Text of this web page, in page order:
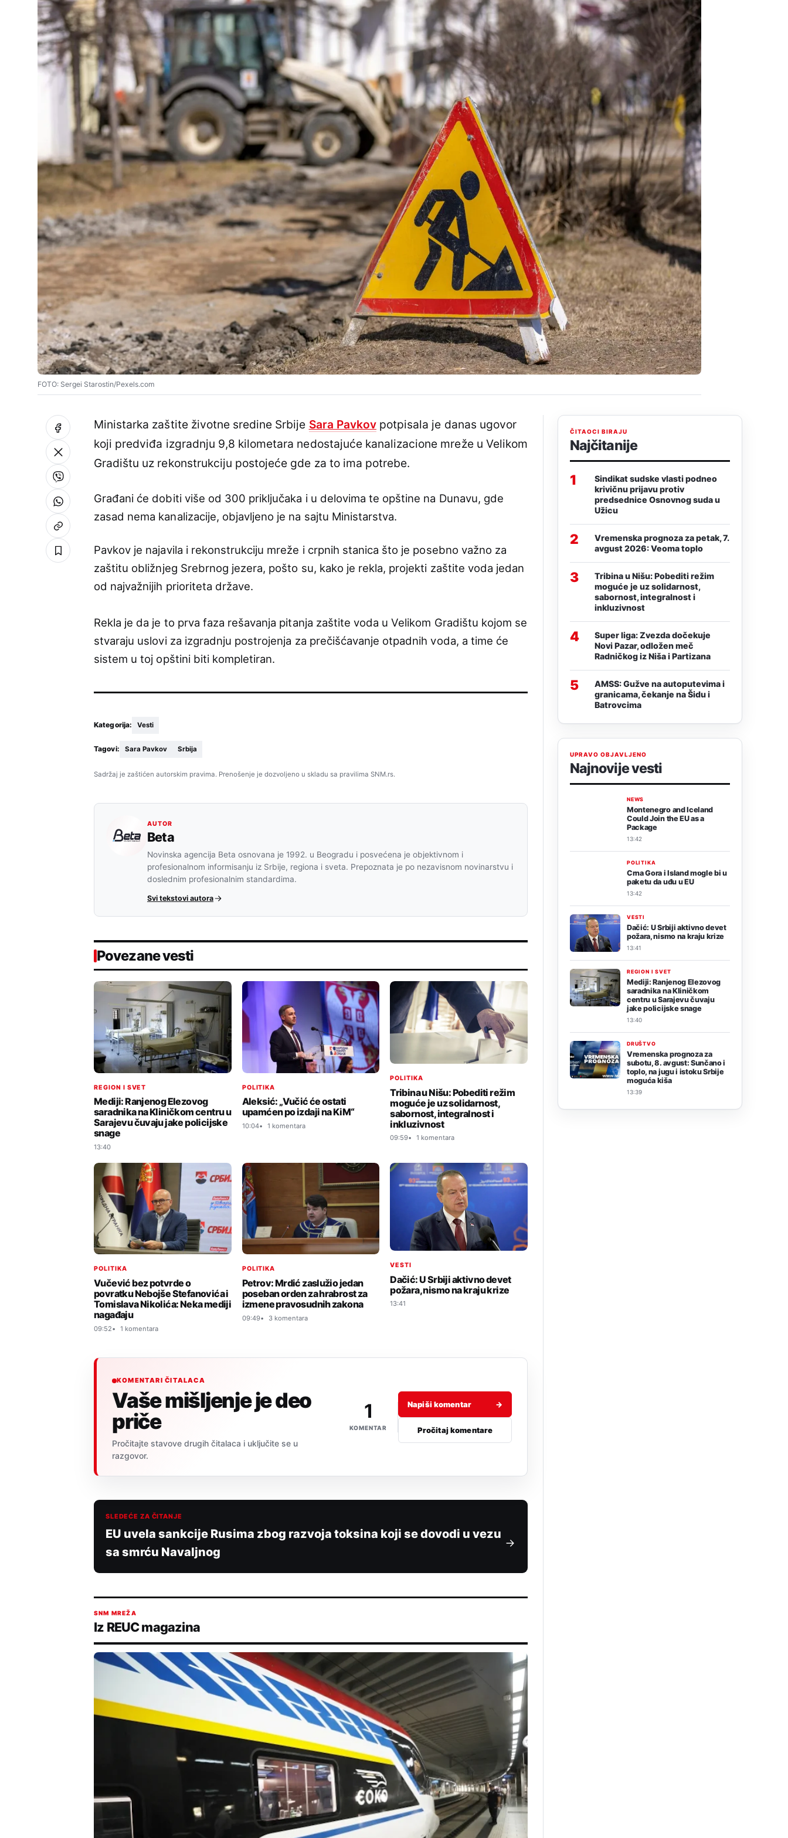
FOTO: Sergei Starostin/Pexels.com
Ministarka zaštite životne sredine Srbije Sara Pavkovpotpisala je danas ugovor
koji predviđa izgradnju 9,8 kilometara nedostajuće kanalizacione mreže u Velikom
Gradištu uz rekonstrukciju postojeće gde za to ima potrebe.
Građani će dobiti više od 300 priključaka i u delovima te opštine na Dunavu, gde
zasad nema kanalizacije, objavljeno je na sajtu Ministarstva.
Pavkov je najavila i rekonstrukciju mreže i crpnih stanica što je posebno važno za
zaštitu obližnjeg Srebrnog jezera, pošto su, kako je rekla, projekti zaštite voda jedan
od najvažnijih prioriteta države.
Rekla je da je to prva faza rešavanja pitanja zaštite voda u Velikom Gradištu kojom se
stvaraju uslovi za izgradnju postrojenja za prečišćavanje otpadnih voda, a time će
sistem u toj opštini biti kompletiran.
Kategorija: Vesti
Tagovi: Sara Pavkov Srbija
Sadržaj je zaštićen autorskim pravima. Prenošenje je dozvoljeno u skladu sa pravilima SNM.rs.
AUTOR
Beta
Novinska agencija Beta osnovana je 1992. u Beogradu i posvećena je objektivnom i
profesionalnom informisanju iz Srbije, regiona i sveta. Prepoznata je po nezavisnom novinarstvu i
doslednim profesionalnim standardima.
Svi tekstovi autora
Povezane vesti
REGION I SVET
Mediji: Ranjenog Elezovog
saradnika na Kliničkom centru u
Sarajevu čuvaju jake policijske
snage
13:40
POLITIKA
Aleksić: „Vučić će ostati
upamćen po izdaji na KiM“
10:04 1 komentara
POLITIKA
Tribina u Nišu: Pobediti režim
moguće je uz solidarnost,
sabornost, integralnost i
inkluzivnost
09:59 1 komentara
POLITIKA
Vučević bez potvrde o
povratku Nebojše Stefanovića i
Tomislava Nikolića: Neka mediji
nagađaju
09:52 1 komentara
POLITIKA
Petrov: Mrdić zaslužio jedan
poseban orden za hrabrost za
izmene pravosudnih zakona
09:49 3 komentara
VESTI
Dačić: U Srbiji aktivno devet
požara, nismo na kraju krize
13:41
KOMENTARI ČITALACA
Vaše mišljenje je deo
priče
Pročitajte stavove drugih čitalaca i uključite se u
razgovor.
1
KOMENTAR
Napiši komentar →
Pročitaj komentare
SLEDEĆE ZA ČITANJE
EU uvela sankcije Rusima zbog razvoja toksina koji se dovodi u vezu
sa smrću Navaljnog
SNM MREŽA
Iz REUC magazina
ČITAOCI BIRAJU
Najčitanije
1
Sindikat sudske vlasti podneo
krivičnu prijavu protiv
predsednice Osnovnog suda u
Užicu
2
Vremenska prognoza za petak, 7.
avgust 2026: Veoma toplo
3
Tribina u Nišu: Pobediti režim
moguće je uz solidarnost,
sabornost, integralnost i
inkluzivnost
4
Super liga: Zvezda dočekuje
Novi Pazar, odložen meč
Radničkog iz Niša i Partizana
5
AMSS: Gužve na autoputevima i
granicama, čekanje na Šidu i
Batrovcima
UPRAVO OBJAVLJENO
Najnovije vesti
NEWS
Montenegro and Iceland
Could Join the EU as a
Package
13:42
POLITIKA
Crna Gora i Island mogle bi u
paketu da uđu u EU
13:42
VESTI
Dačić: U Srbiji aktivno devet
požara, nismo na kraju krize
13:41
REGION I SVET
Mediji: Ranjenog Elezovog
saradnika na Kliničkom
centru u Sarajevu čuvaju
jake policijske snage
13:40
DRUŠTVO
Vremenska prognoza za
subotu, 8. avgust: Sunčano i
toplo, na jugu i istoku Srbije
moguća kiša
13:39